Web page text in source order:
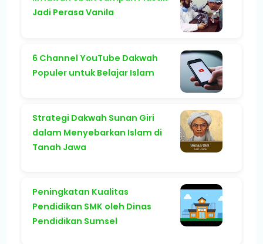
Jadi Perasa Vanila
6 Channel YouTube Dakwah
Populer untuk Belajar Islam
Strategi Dakwah Sunan Giri
dalam Menyebarkan Islam di
Tanah Jawa
Peningkatan Kualitas
Pendidikan SMK oleh Dinas
Pendidikan Sumsel